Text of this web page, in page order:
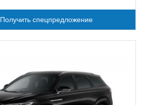
Получить спецпредложение